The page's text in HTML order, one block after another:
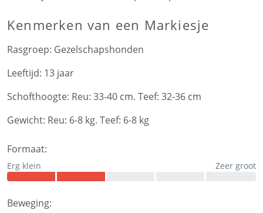
Kenmerken van een Markiesje
Rasgroep: Gezelschapshonden
Leeftijd: 13 jaar
Schofthoogte: Reu: 33-40 cm. Teef: 32-36 cm
Gewicht: Reu: 6-8 kg. Teef: 6-8 kg
Formaat:
Erg klein Zeer groot
Beweging: